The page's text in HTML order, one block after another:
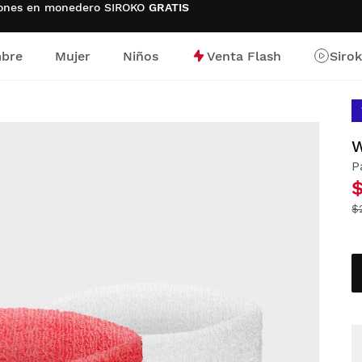
en monedero SIROKO GRATIS
Mujer Niños Venta Flash